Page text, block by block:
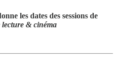
les dates des sessions de
lecture & cinéma